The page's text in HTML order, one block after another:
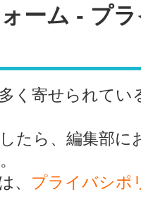
ーム - プ
く寄せられてい
たら、編集部
、 プライバシポ